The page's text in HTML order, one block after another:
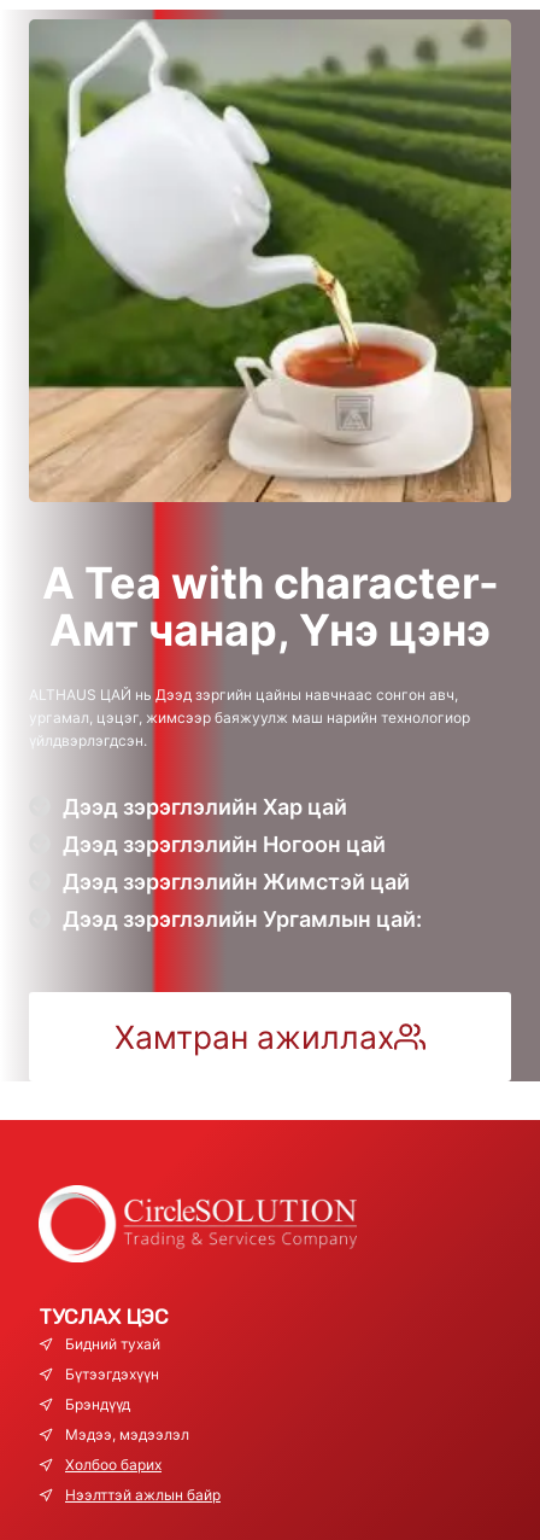
A Tea with character-
Амт чанар, Үнэ цэнэ
АLTHAUS ЦАЙ нь Дээд зэргийн цайны навчнаас сонгон авч,
ургамал, цэцэг, жимсээр баяжуулж маш нарийн технологиор
үйлдвэрлэгдсэн.
Дээд зэрэглэлийн Хар цай
Дээд зэрэглэлийн Ногоон цай
Дээд зэрэглэлийн Жимстэй цай
Дээд зэрэглэлийн Ургамлын цай:
Хамтран ажиллах
ТУСЛАХ ЦЭС
Бидний тухай
Бүтээгдэхүүн
Брэндүүд
Мэдээ, мэдээлэл
Холбоо барих
Нээлттэй ажлын байр